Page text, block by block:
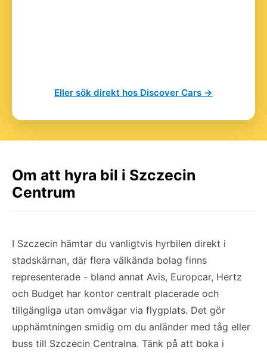
Eller sök direkt hos Discover Cars →
Om att hyra bil i Szczecin
Centrum
I Szczecin hämtar du vanligtvis hyrbilen direkt i
stadskärnan, där flera välkända bolag finns
representerade - bland annat Avis, Europcar, Hertz
och Budget har kontor centralt placerade och
tillgängliga utan omvägar via flygplats. Det gör
upphämtningen smidig om du anländer med tåg eller
buss till Szczecin Centralna. Tänk på att boka i